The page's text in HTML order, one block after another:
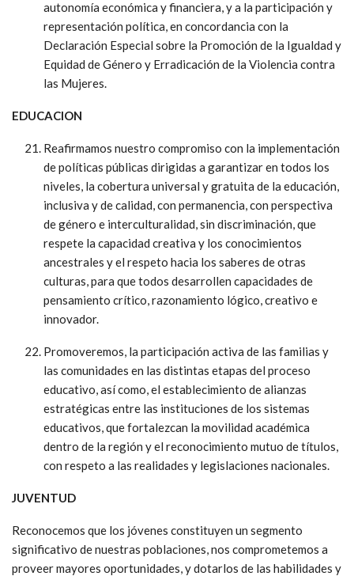
autonomía económica y financiera, y a la participación y
representación política, en concordancia con la
Declaración Especial sobre la Promoción de la Igualdad y
Equidad de Género y Erradicación de la Violencia contra
las Mujeres.
EDUCACION
Reafirmamos nuestro compromiso con la implementación
de políticas públicas dirigidas a garantizar en todos los
niveles, la cobertura universal y gratuita de la educación,
inclusiva y de calidad, con permanencia, con perspectiva
de género e interculturalidad, sin discriminación, que
respete la capacidad creativa y los conocimientos
ancestrales y el respeto hacia los saberes de otras
culturas, para que todos desarrollen capacidades de
pensamiento crítico, razonamiento lógico, creativo e
innovador.
Promoveremos, la participación activa de las familias y
las comunidades en las distintas etapas del proceso
educativo, así como, el establecimiento de alianzas
estratégicas entre las instituciones de los sistemas
educativos, que fortalezcan la movilidad académica
dentro de la región y el reconocimiento mutuo de títulos,
con respeto a las realidades y legislaciones nacionales.
JUVENTUD
Reconocemos que los jóvenes constituyen un segmento
significativo de nuestras poblaciones, nos comprometemos a
proveer mayores oportunidades, y dotarlos de las habilidades y